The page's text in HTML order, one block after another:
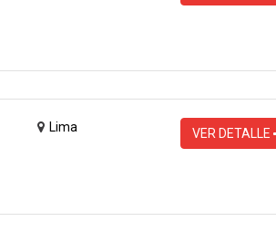
Lima VER DETALLE